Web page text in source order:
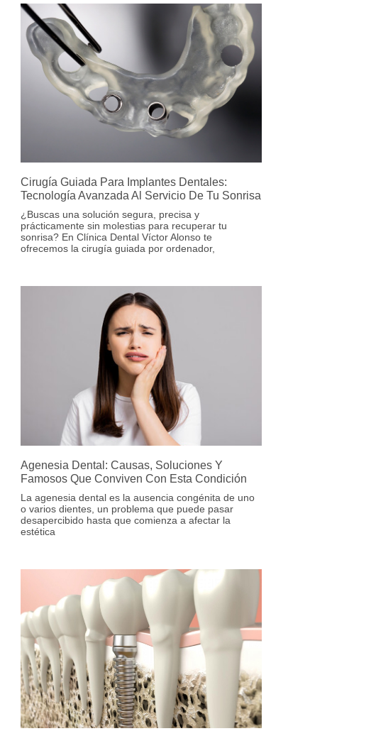
Cirugía Guiada Para Implantes Dentales:
Tecnología Avanzada Al Servicio De Tu Sonrisa
¿Buscas una solución segura, precisa y
prácticamente sin molestias para recuperar tu
sonrisa? En Clínica Dental Víctor Alonso te
ofrecemos la cirugía guiada por ordenador,
Agenesia Dental: Causas, Soluciones Y
Famosos Que Conviven Con Esta Condición
La agenesia dental es la ausencia congénita de uno
o varios dientes, un problema que puede pasar
desapercibido hasta que comienza a afectar la
estética